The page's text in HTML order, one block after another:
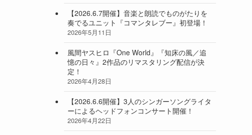
【2026.6.7開催】音楽と朗読でものがたりを
奏でるユニット『コマンタレブー』初登場！
2026年5月11日
風間ヤスヒロ『One World』『知床の風／追
憶の日々』2作品のリマスタリング配信が決
定！
2026年4月28日
【2026.6.6開催】3人のシンガーソングライタ
ーによるヘッドフォンコンサート開催！
2026年4月22日